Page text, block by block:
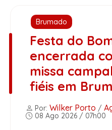
Brumado
Festa do
encerrada
missa
fiéis em
Por: Wilker Porto /
08 Ago 2026 / 07h00